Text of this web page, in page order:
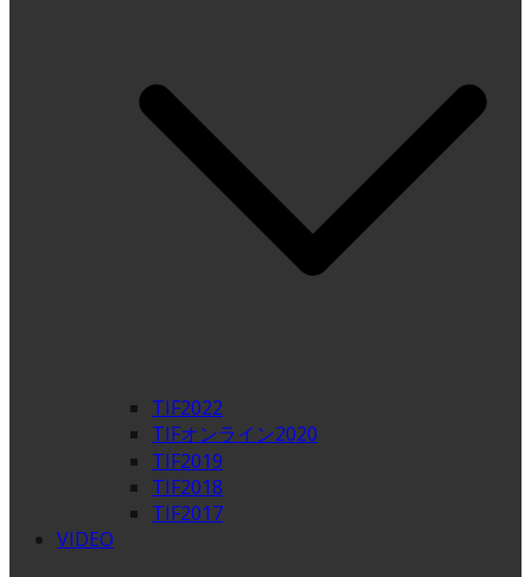
TIF2022
TIFオンライン2020
TIF2019
TIF2018
TIF2017
VIDEO